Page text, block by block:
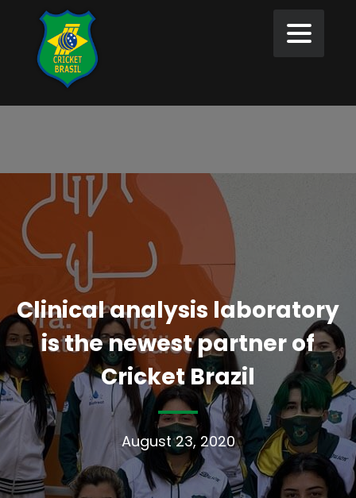
Clinical analysis laboratory
is the newest partner of
Cricket Brazil
August 23, 2020